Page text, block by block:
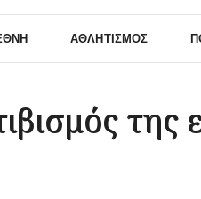
ΑΘΛΗΤΙΣΜΌΣ